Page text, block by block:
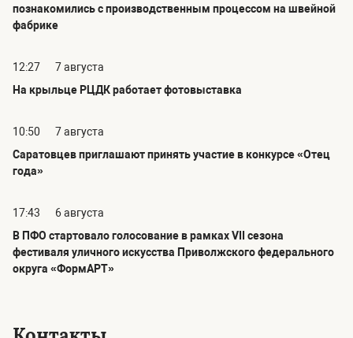
познакомились с производственным процессом на швейной
фабрике
12:27
7 августа
На крыльце РЦДК работает фотовыставка
10:50
7 августа
Саратовцев приглашают принять участие в конкурсе «Отец
года»
17:43
6 августа
В ПФО стартовало голосование в рамках VII сезона
фестиваля уличного искусства Приволжского федерального
округа «ФормАРТ»